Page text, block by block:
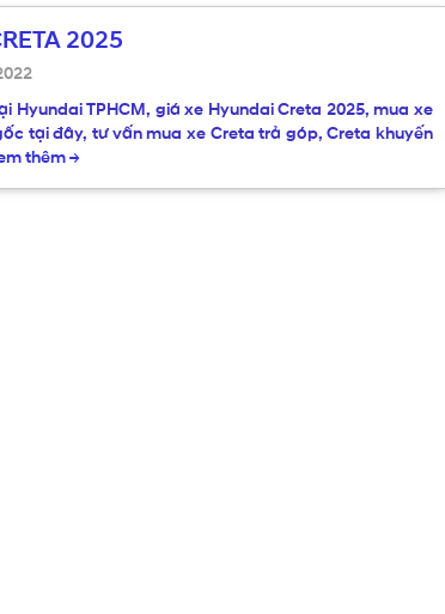
2025
Hyundai TPHCM, giá xe Hyundai Creta 2025, mua xe
tại đây, tư vấn mua xe Creta trả góp, Creta khuyến
thêm→